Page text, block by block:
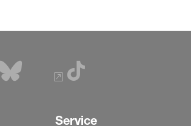
Service